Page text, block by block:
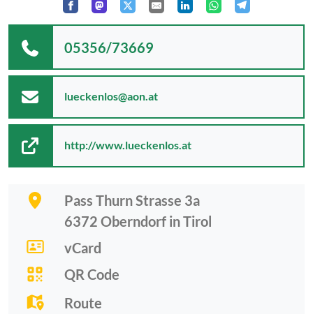
Pass Thurn Strasse 3a
6372 Oberndorf in Tirol
vCard
QR Code
Route
05356/73669
lueckenlos@aon.at
http://www.lueckenlos.at